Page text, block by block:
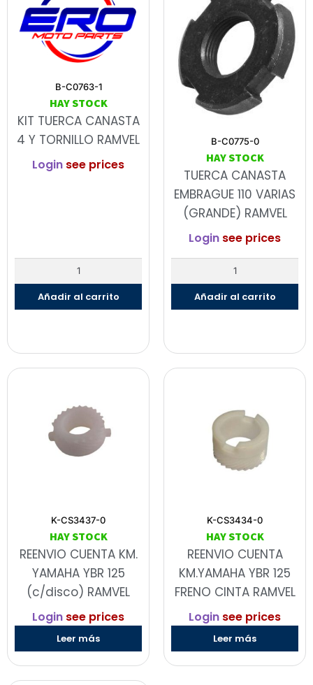
B-C0763-1
HAY STOCK
KIT TUERCA CANASTA
4 Y TORNILLO RAMVEL
Login see prices
Añadir al carrito
B-C0775-0
HAY STOCK
TUERCA CANASTA
EMBRAGUE 110 VARIAS
(GRANDE) RAMVEL
Login see prices
Añadir al carrito
K-CS3437-0
HAY STOCK
REENVIO CUENTA KM.
YAMAHA YBR 125
(c/disco) RAMVEL
Login see prices
Leer más
K-CS3434-0
HAY STOCK
REENVIO CUENTA
KM.YAMAHA YBR 125
FRENO CINTA RAMVEL
Login see prices
Leer más